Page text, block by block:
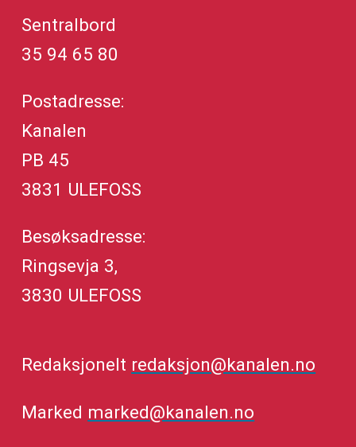
Sentralbord
35 94 65 80
Postadresse:
Kanalen
PB 45
3831 ULEFOSS
Besøksadresse:
Ringsevja 3,
3830 ULEFOSS
Redaksjonelt redaksjon@kanalen.no
Marked marked@kanalen.no